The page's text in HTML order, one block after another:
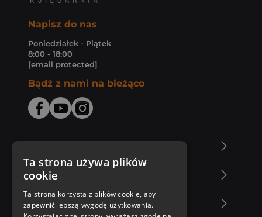
Napisz do nas
Poniedziałek - Piątek
8:00 - 18:00
[email protected]
Bądź z nami na bieżąco
Zakupy u nas
Nasza oferta
Ta strona używa plików
cookie
Ta strona korzysta z plików cookie, aby
zapewnić lepszą wygodę użytkowania.